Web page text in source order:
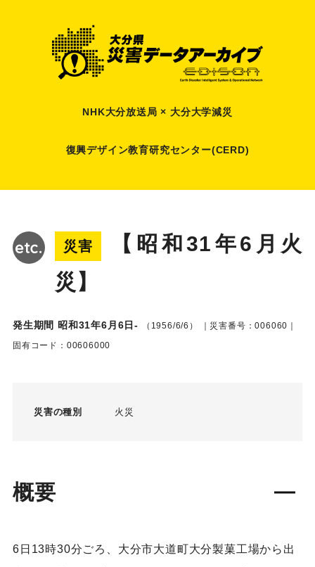
NHK大分放送局 × 大分大学減災
復興デザイン教育研究センター(CERD)
災害
【昭和31年6月火
災】
発生期間 昭和31年6月6日- （1956/6/6）
｜災害番号：006060｜
固有コード：00606000
災害の種別 火災
概要
6日13時30分ごろ、大分市大道町大分製菓工場から出